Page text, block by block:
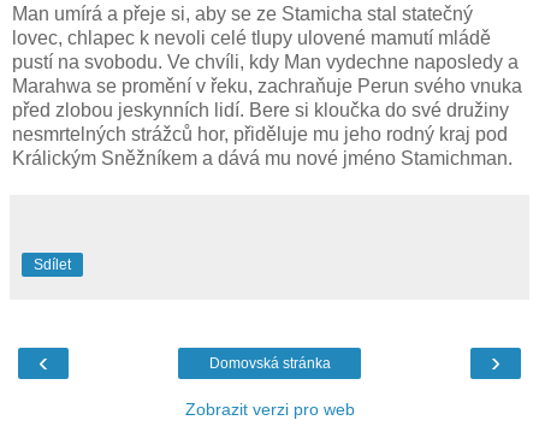
Man umírá a přeje si, aby se ze Stamicha stal statečný
lovec, chlapec k nevoli celé tlupy ulovené mamutí mládě
pustí na svobodu. Ve chvíli, kdy Man vydechne naposledy a
Marahwa se promění v řeku, zachraňuje Perun svého vnuka
před zlobou jeskynních lidí. Bere si kloučka do své družiny
nesmrtelných strážců hor, přiděluje mu jeho rodný kraj pod
Králickým Sněžníkem a dává mu nové jméno Stamichman.
Sdílet
‹ ›
Domovská stránka
Zobrazit verzi pro web